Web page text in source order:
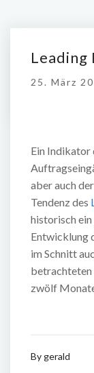
Leading
25. März
Ein Indikator
aber auch
Tendenz des
historisch
Entwicklung
im Schnitt
betrachteten
zwölf
Bygerald